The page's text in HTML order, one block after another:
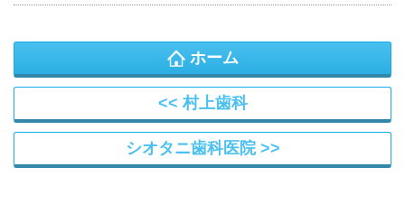
ホーム
村上歯科
シオタニ歯科医院